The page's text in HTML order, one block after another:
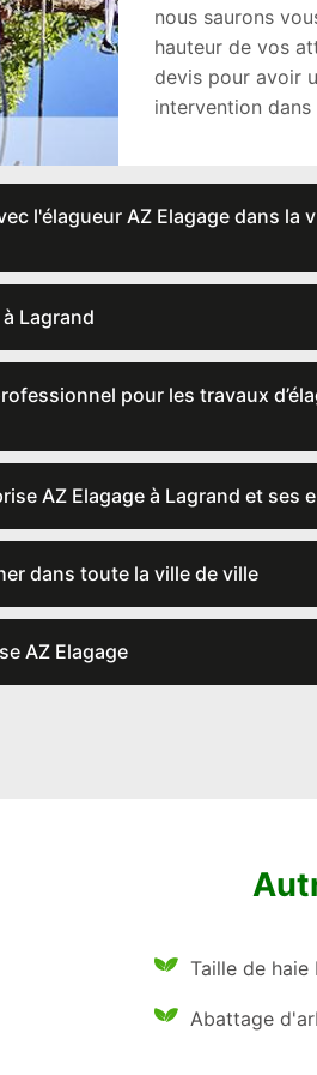
nous saurons
hauteur de vos
devis pour avoir
intervention
l'élagueur AZ Elagage dans la
Lagrand
pour les travaux
AZ Elagage à Lagrand et ses
dans toute la ville de ville
AZ Elagage
Taille de haie
Abattage